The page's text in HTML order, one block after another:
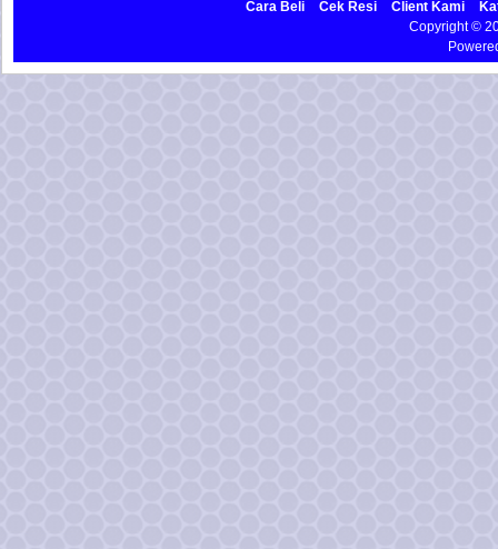
Cara Beli Cek Resi Client Kami
Copyright ©